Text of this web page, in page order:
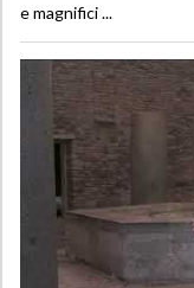
e magnifici ...